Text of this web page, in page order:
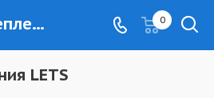
Барабан сцепления LETS - www.kovrovec.ru 0
LETS